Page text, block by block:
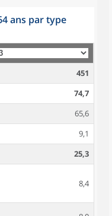
ans par type
451
74,7
65,6
9,1
25,3
8,4